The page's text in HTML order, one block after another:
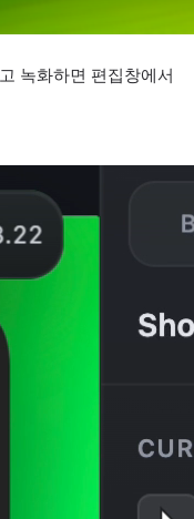
녹화하면 편집창에서